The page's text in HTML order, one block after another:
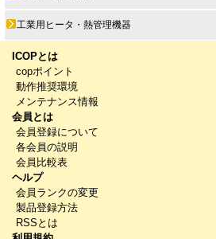
工業用ヒータ・熱管理機器
ICOPとは
copポイント
動作推奨環境
メンテナンス情報
会員とは
会員登録について
各会員の説明
会員比較表
ヘルプ
会員ランクの変更
製品登録方法
RSSとは